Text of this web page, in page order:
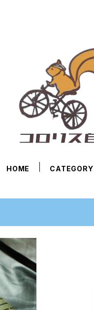
HOME CATEGORY